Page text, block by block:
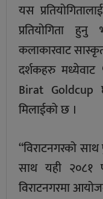
यस
प्रतियोगिता हुनु
कलाकारवाट
दर्शकहरु
Birat Goldcup
मिलाईको छ ।
“विराटनगरको
साथ यही २०८१
विराटनगरमा